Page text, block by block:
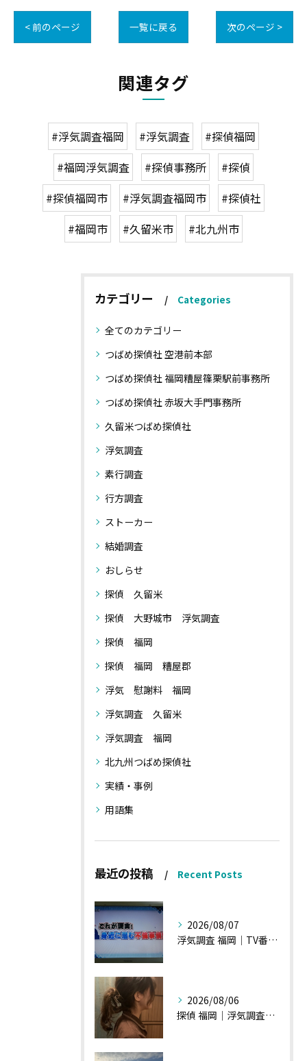
< 前のページ 一覧に戻る 次のページ >
関連タグ
#浮気調査福岡 #浮気調査
#探偵福岡
#福岡浮気調査
#探偵事務所
#探偵
#探偵福岡市
#浮気調査福岡市
#探偵社
#福岡市
#久留米市 #北九州市
カテゴリー Categories
全てのカテゴリー
つばめ探偵社 空港前本部
つばめ探偵社 福岡糟屋篠栗駅前事務所
つばめ探偵社 赤坂大手門事務所
久留米つばめ探偵社
浮気調査
素行調査
行方調査
ストーカー
結婚調査
おしらせ
探偵 久留米
探偵 大野城市 浮気調査
探偵 福岡
探偵 福岡 糟屋郡
浮気 慰謝料 福岡
浮気調査 久留米
浮気調査 福岡
北九州つばめ探偵社
実績・事例
用語集
最近の投稿 Recent Posts
2026/08/07
浮気調査 福岡｜TV番組15分間の特集の時のお話①
2026/08/06
探偵 福岡｜浮気調査の現場から・・・・チハルさん特集